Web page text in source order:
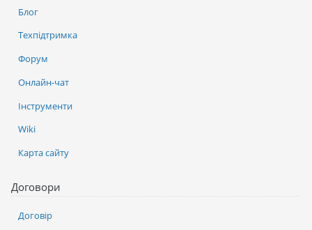
Блог
Техпідтримка
Форум
Онлайн-чат
Інструменти
Wiki
Карта сайту
Договори
Договір